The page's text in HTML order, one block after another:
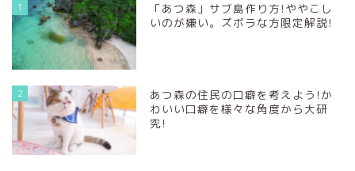
1
「あつ森」サブ島作り方!ややこし
いのが嫌い。ズボラな方限定解説!
2
あつ森の住民の口癖を考えよう!か
わいい口癖を様々な角度から大研
究!